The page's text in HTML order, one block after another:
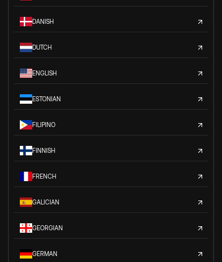
DANISH
DUTCH
ENGLISH
ESTONIAN
FILIPINO
FINNISH
FRENCH
GALICIAN
GEORGIAN
GERMAN